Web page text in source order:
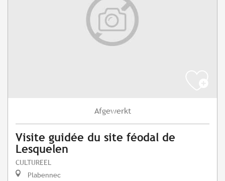
Afgewerkt
Visite guidée du site féodal de
Lesquelen
CULTUREEL
Plabennec